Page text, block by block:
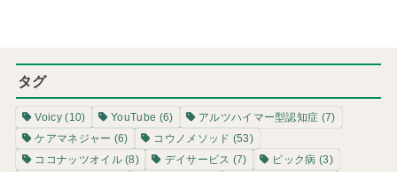
タグ
Voicy(10) YouTube (6) アルツハイマー型認知症 (7)
ケアマネジャー (6) コウノメソッド (53)
ココナッツオイル(8) デイサービス (7) ピック病 (3)